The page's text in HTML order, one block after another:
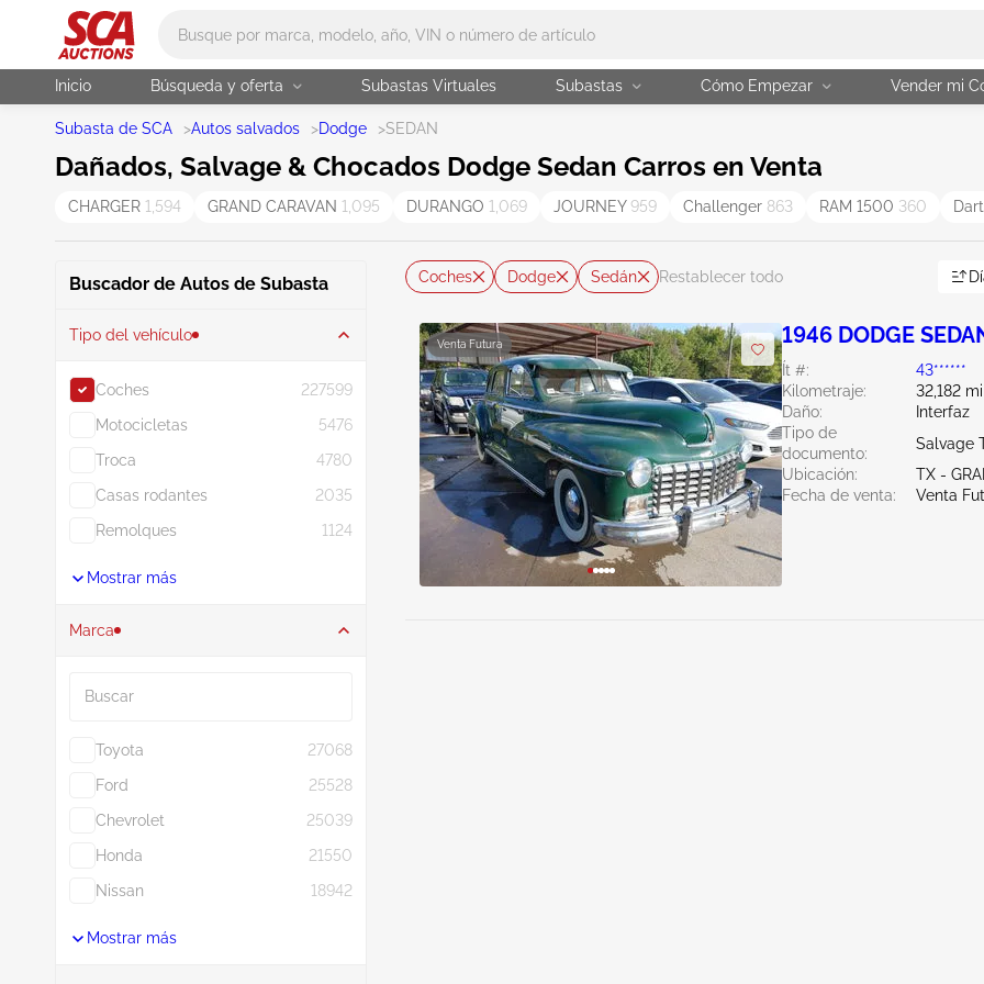
Inicio Búsqueda y oferta Subastas Virtuales Subastas Cómo Empezar Vender mi
Subasta de SCA >Autos salvados >Dodge >SEDAN
Dañados, Salvage & Chocados Dodge Sedan Carros en Venta
CHARGER 1,594 GRAND CARAVAN 1,095 DURANGO 1,069 JOURNEY 959 Challenger 863 RAM 1500 360
Buscador de Autos de Subasta
Tipo del vehículo
Coches
227599
Motocicletas
5476
Troca
4780
Casas rodantes
2035
Remolques
1124
Mostrar más
Marca
Toyota
27068
Ford
25528
Chevrolet
25039
Honda
21550
Nissan
18942
Mostrar más
Coches Dodge Sedán Restablecer todo
Venta Futura 1946 DODGE
Ít #:
43******
Kilometraje:
32,182
Daño:
Interfaz
Tipo de
documento:
Salvage
Ubicación:
TX -
Fecha de venta:
Venta